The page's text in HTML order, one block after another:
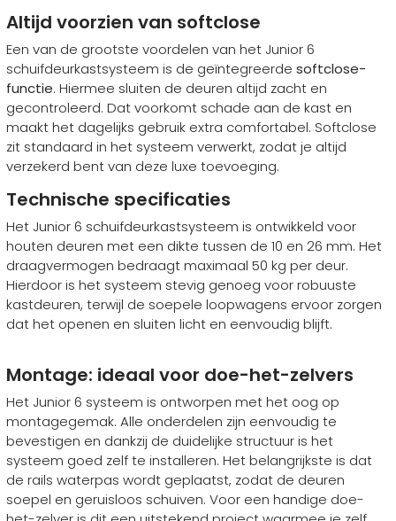
Altijd voorzien van softclose
Een van de grootste voordelen van het Junior 6
schuifdeurkastsysteem is de geïntegreerde softclose-
functie. Hiermee sluiten de deuren altijd zacht en
gecontroleerd. Dat voorkomt schade aan de kast en
maakt het dagelijks gebruik extra comfortabel. Softclose
zit standaard in het systeem verwerkt, zodat je altijd
verzekerd bent van deze luxe toevoeging.
Technische specificaties
Het Junior 6 schuifdeurkastsysteem is ontwikkeld voor
houten deuren met een dikte tussen de 10 en 26 mm. Het
draagvermogen bedraagt maximaal 50 kg per deur.
Hierdoor is het systeem stevig genoeg voor robuuste
kastdeuren, terwijl de soepele loopwagens ervoor zorgen
dat het openen en sluiten licht en eenvoudig blijft.
Montage: ideaal voor doe-het-zelvers
Het Junior 6 systeem is ontworpen met het oog op
montagegemak. Alle onderdelen zijn eenvoudig te
bevestigen en dankzij de duidelijke structuur is het
systeem goed zelf te installeren. Het belangrijkste is dat
de rails waterpas wordt geplaatst, zodat de deuren
soepel en geruisloos schuiven. Voor een handige doe-